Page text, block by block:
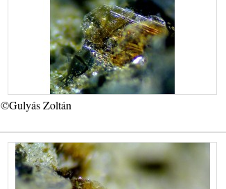
©Gulyás Zoltán